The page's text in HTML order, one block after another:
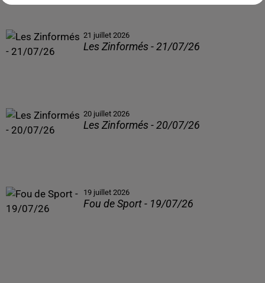
21 juillet 2026
Les Zinformés - 21/07/26
20 juillet 2026
Les Zinformés - 20/07/26
19 juillet 2026
Fou de Sport - 19/07/26